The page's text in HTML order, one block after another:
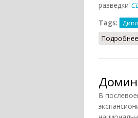
разведки
Tags:
Подробнее
В